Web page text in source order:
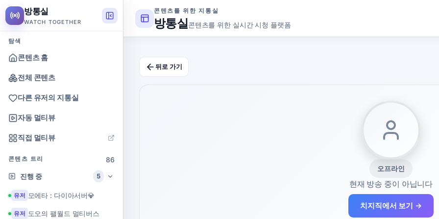
방통실
WATCH TOGETHER
탐색
콘텐츠 홈
전체 콘텐츠
다른 유저의 지통실
자동 멀티뷰
직접 멀티뷰
콘텐츠 트리
86
진행 중
5
유저 모에타 : 다이아서버💎
유저 도오의 팰월드 멀티버스
콘텐츠를 위한 지통실
방통실콘텐츠를 위한 실시간 시청 플랫폼
뒤로 가기
오프라인
현재 방송 중이 아닙니다
치지직에서 보기 →